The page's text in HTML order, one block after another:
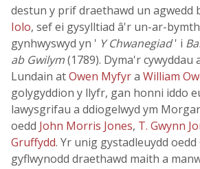
destun y prif draethawd un agwedd
Iolo, sef ei gysylltiad â'r un-ar-
gynhwyswyd yn ' Y Chwanegiad' i
ab Gwilym(1789). Dyma'r cywyddau
Lundain atOwen Myfyra William
golygyddion y llyfr, gan honni iddo
lawysgrifau a ddiogelwyd ym
oedd John Morris Jones, T. Gwynn
Gruffydd. Yr unig gystadleuydd oedd
gyflwynodd draethawd maith a